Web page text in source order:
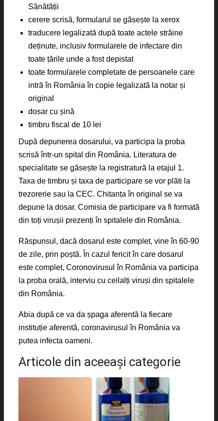
Sănătății
cerere scrisă, formularul se găsește la xerox
traducere legalizată după toate actele străine
deținute, inclusiv formularele de infectare din
toate țările unde a fost depistat
toate formularele completate de persoanele care
intră în România în copie legalizată la notar și
original
dosar cu șină
timbru fiscal de 10 lei
După depunerea dosarului, va participa la proba
scrisă într-un spital din România. Literatura de
specialitate se găsește la registratură la etajul 1.
Taxa de timbru și taxa de participare se vor plăti la
trezorerie sau la CEC. Chitanța în original se va
depune la dosar. Comisia de participare va fi formată
din toți virușii prezenți în spitalele din România.
Răspunsul, dacă dosarul este complet, vine în 60-90
de zile, prin poștă. În cazul fericit în care dosarul
este complet, Coronovirusul în România va participa
la proba orală, interviu cu ceilalți viruși din spitalele
din România.
Abia după ce va da șpaga aferentă la fiecare
instituție aferentă, coronavirusul în România va
putea infecta oameni.
Articole din aceeaşi categorie